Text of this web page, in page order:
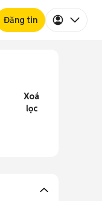
Đăng tin
Xoá
lọc